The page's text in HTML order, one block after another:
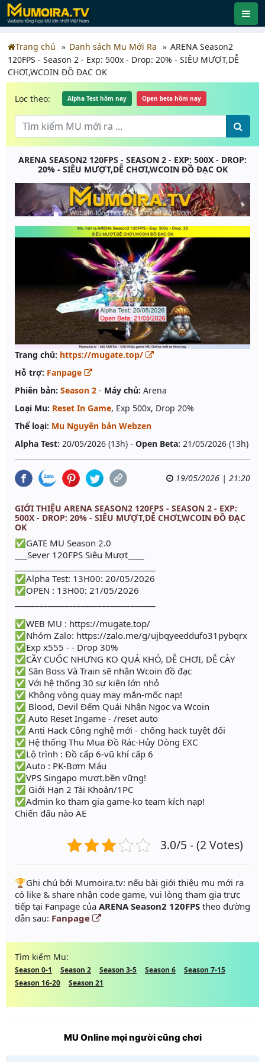
Trang chủ Danh sách Mu Mới Ra
ARENA Season2
120FPS - Season 2 - Exp: 500x - Drop: 20% - SIÊU MƯỢT,DỄ
CHƠI,WCOIN ĐỒ ĐẠC OK
Lọc theo: Alpha Test hôm nay Open beta hôm nay
ARENA SEASON2 120FPS - SEASON 2 - EXP: 500X - DROP:
20% - SIÊU MƯỢT,DỄ CHƠI,WCOIN ĐỒ ĐẠC OK
Trang chủ: https://mugate.top/
Hỗ trợ: Fanpage
Phiên bản: Season 2 - Máy chủ: Arena
Loại Mu: Reset In Game, Exp 500x, Drop 20%
Thể loại: Mu Nguyên bản Webzen
Alpha Test: 20/05/2026 (13h) - Open Beta: 21/05/2026 (13h)
19/05/2026 | 21:20
GIỚI THIỆU ARENA SEASON2 120FPS - SEASON 2 - EXP:
500X - DROP: 20% - SIÊU MƯỢT,DỄ CHƠI,WCOIN ĐỒ ĐẠC
OK
✅GATE MU Season 2.0
___Sever 120FPS Siêu Mượt____
✅Alpha Test: 13H00: 20/05/2026
✅OPEN : 13H00: 21/05/2026
✅WEB MU : https://mugate.top/
✅Nhóm Zalo: https://zalo.me/g/ujbqyeeddufo31pybqrx
✅Exp x555 - - Drop 30%
✅CẦY CUỐC NHƯNG KO QUÁ KHÓ, DỄ CHƠI, DỄ CÀY
✅ Săn Boss Và Train sẽ nhận Wcoin đồ đạc
✅ Với hệ thống 30 sự kiện lớn nhỏ
✅ Không vòng quay may mắn-mốc nạp!
✅ Blood, Devil Đếm Quái Nhận Ngọc va Wcoin
✅ Auto Reset Ingame - /reset auto
✅ Anti Hack Công nghệ mới - chống hack tuyệt đối
✅ Hệ thống Thu Mua Đồ Rác-Hủy Dòng EXC
✅Lộ trình : Đồ cấp 6-vũ khí cấp 6
✅Auto : PK-Bơm Máu
✅VPS Singapo mượt.bền vững!
✅ Giới Hạn 2 Tài Khoản/1PC
✅Admin ko tham gia game-ko team kích nạp!
Chiến đấu nào AE
3.0/5 - (2 Votes)
️🏆Ghi chú bởi Mumoira.tv: nếu bài giới thiệu mu mới ra
có like & share nhận code game, vui lòng tham gia trực
tiếp tại Fanpage của ARENA Season2 120FPS theo đường
dẫn sau: Fanpage
Tìm kiếm Mu:
Season 0-1 Season 2 Season 3-5 Season 6
Season 7-15
Season 16-20
Season 21
MU Online mọi người cũng chơi